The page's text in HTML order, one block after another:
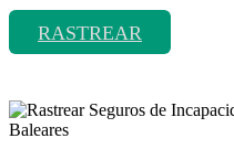
RASTREAR